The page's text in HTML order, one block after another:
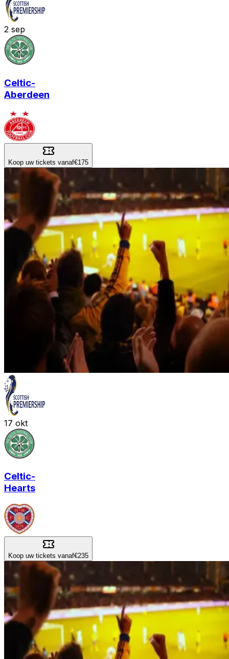
2 sep
Celtic-
Aberdeen
Koop uw tickets vanaf€175
17 okt
Celtic-
Hearts
Koop uw tickets vanaf€235